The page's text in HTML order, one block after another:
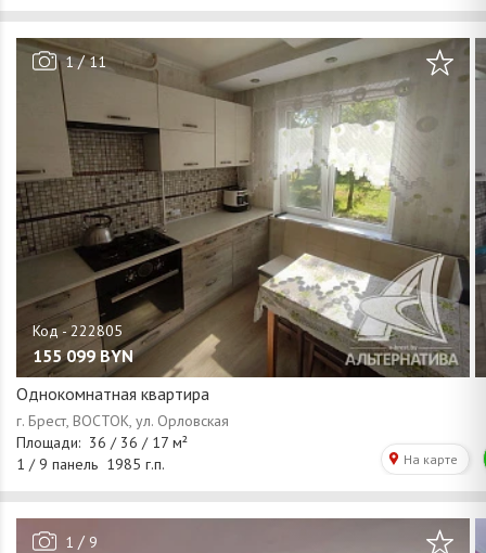
1/11
155 099 BYN
Однокомнатная квартира
1 / 9